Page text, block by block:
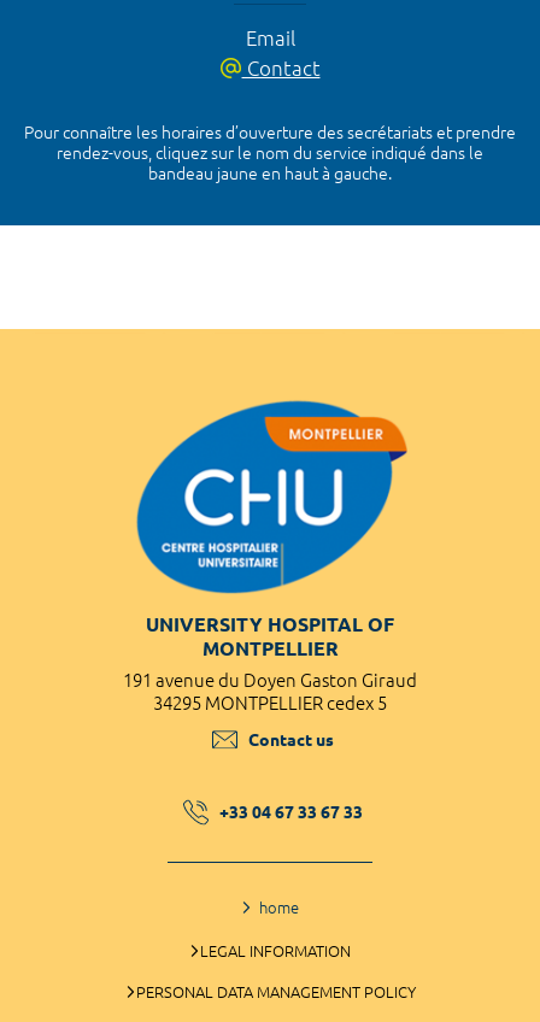
Email
Contact
Pour connaître les horaires d’ouverture des secrétariats et prendre
rendez-vous, cliquez sur le nom du service indiqué dans le
bandeau jaune en haut à gauche.
UNIVERSITY HOSPITAL OF
MONTPELLIER
191 avenue du Doyen Gaston Giraud
34295 MONTPELLIER cedex 5
Contact us
+33 04 67 33 67 33
home
LEGAL INFORMATION
PERSONAL DATA MANAGEMENT POLICY